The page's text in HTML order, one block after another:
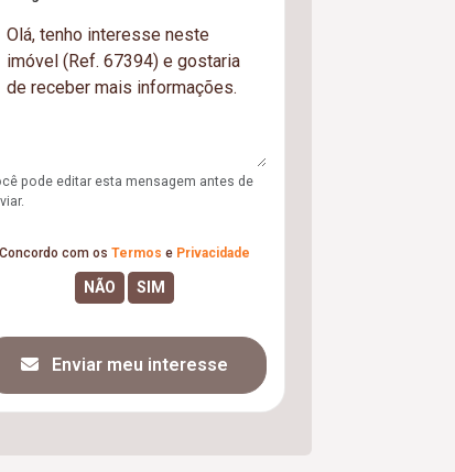
pode editar esta mensagem antes de
Concordo com os Termos e Privacidade
Enviar meu interesse